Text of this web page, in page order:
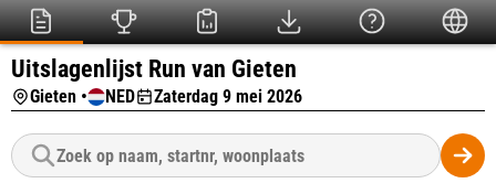
Uitslagenlijst Run van Gieten
Gieten • NED Zaterdag 9 mei 2026